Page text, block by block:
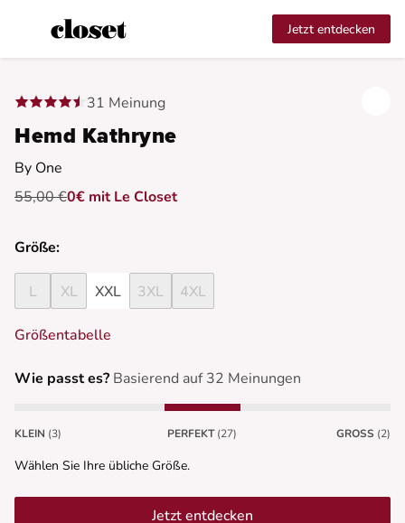
Jetzt entdecken
31 Meinung
Hemd Kathryne
By One
55,00 €0€ mit Le Closet
Größe:
L XL XXL 3XL 4XL
Größentabelle
Wie passt es? Basierend auf 32 Meinungen
KLEIN (3) PERFEKT (27) GROSS (2)
Wählen Sie Ihre übliche Größe.
Jetzt entdecken